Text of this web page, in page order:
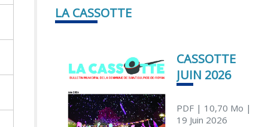
LA CASSOTTE
CASSOTTE
JUIN 2026
PDF| 10,70 Mo |
19 Juin 2026